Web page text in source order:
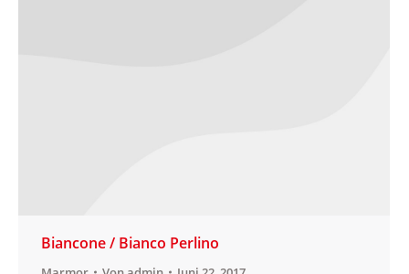
Biancone / Bianco Perlino